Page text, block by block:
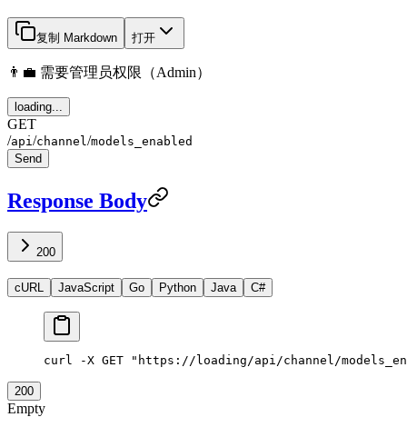
复制 Markdown 打开
👨‍💼 需要管理员权限（Admin）
loading...
GET
/api /channel /models_enabled
Send
Response Body
200
cURL JavaScript Go Python Java C#
curl -X GET "https://loading/api/channel/
200
Empty